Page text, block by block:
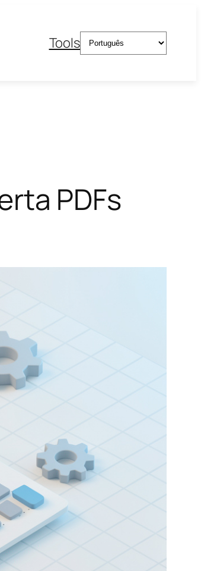
ToolsEscolha
um
PDFs